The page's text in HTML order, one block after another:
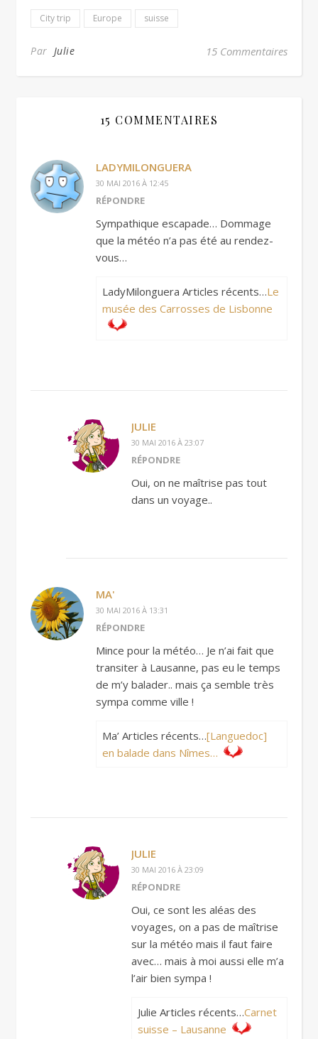
City trip Europe suisse
Par Julie 15 Commentaires
15 COMMENTAIRES
LADYMILONGUERA
30 MAI 2016 À 12:45
RÉPONDRE
Sympathique escapade… Dommage
que la météo n’a pas été au rendez-
vous…
LadyMilonguera Articles récents…Le
musée des Carrosses de Lisbonne
JULIE
30 MAI 2016 À 23:07
RÉPONDRE
Oui, on ne maîtrise pas tout
dans un voyage..
MA'
30 MAI 2016 À 13:31
RÉPONDRE
Mince pour la météo… Je n’ai fait que
transiter à Lausanne, pas eu le temps
de m’y balader.. mais ça semble très
sympa comme ville !
Ma’ Articles récents…[Languedoc]
en balade dans Nîmes…
JULIE
30 MAI 2016 À 23:09
RÉPONDRE
Oui, ce sont les aléas des
voyages, on a pas de maîtrise
sur la météo mais il faut faire
avec… mais à moi aussi elle m’a
l’air bien sympa !
Julie Articles récents…Carnet
suisse – Lausanne